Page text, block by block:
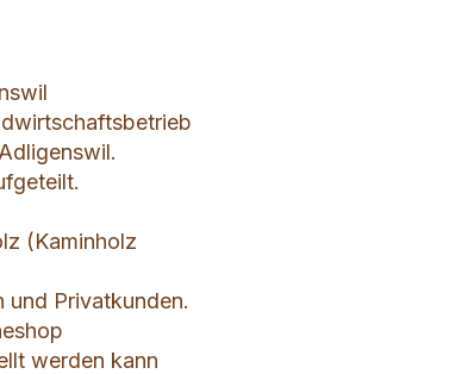
(Kaminholz
und Privatkunden.
werden kann